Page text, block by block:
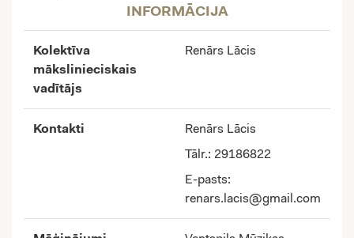
INFORMĀCIJA
Kolektīva
mākslinieciskais
vadītājs
Renārs Lācis
Kontakti
Renārs Lācis
Tālr.: 29186822
E-pasts:
renars.lacis@gmail.com